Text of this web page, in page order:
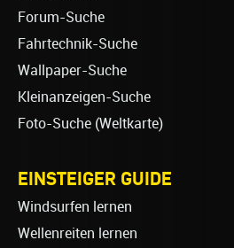
Forum-Suche
Fahrtechnik-Suche
Wallpaper-Suche
Kleinanzeigen-Suche
Foto-Suche (Weltkarte)
EINSTEIGER GUIDE
Windsurfen lernen
Wellenreiten lernen